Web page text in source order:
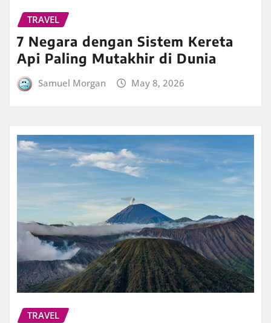
TRAVEL
7 Negara dengan Sistem Kereta
Api Paling Mutakhir di Dunia
Samuel Morgan May 8, 2026
TRAVEL